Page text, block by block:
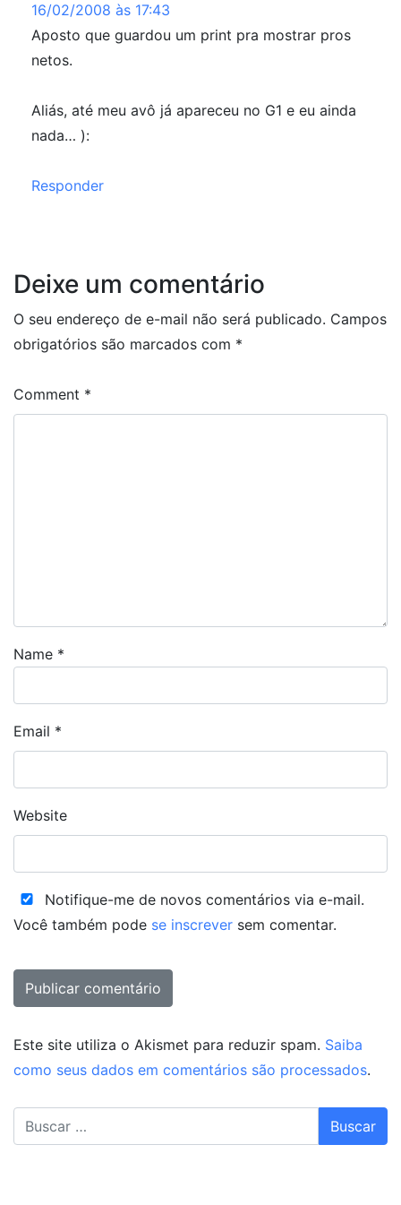
16/02/2008 às 17:43
Aposto que guardou um print pra mostrar pros
netos.
Aliás, até meu avô já apareceu no G1 e eu ainda
nada… ):
Responder
Deixe um comentário
O seu endereço de e-mail não será publicado. Campos
obrigatórios são marcados com *
Comment *
Name *
Email *
Website
Notifique-me de novos comentários via e-mail.
Você também pode se inscrever sem comentar.
Este site utiliza o Akismet para reduzir spam. Saiba
como seus dados em comentários são processados.